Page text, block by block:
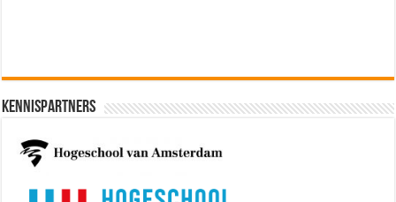
Kennispartners